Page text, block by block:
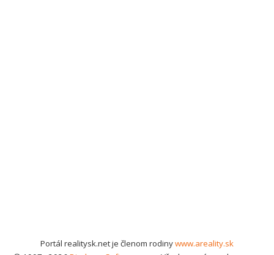
Portál realitysk.net je členom rodinywww.areality.sk